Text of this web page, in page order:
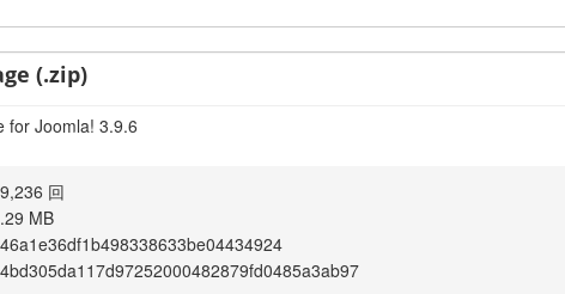
(.zip)
for Joomla! 3.9.6
回
MB